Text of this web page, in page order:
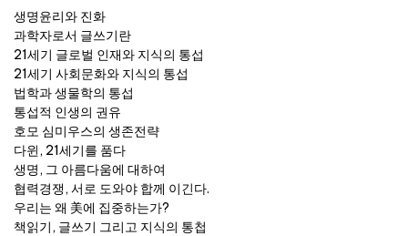
생명윤리와 진화
과학자로서 글쓰기란
21세기 글로벌 인재와 지식의 통섭
21세기 사회문화와 지식의 통섭
법학과 생물학의 통섭
통섭적 인생의 권유
호모 심미우스의 생존전략
다윈, 21세기를 품다
생명, 그 아름다움에 대하여
협력경쟁, 서로 도와야 합께 이긴다.
우리는 왜 美에 집중하는가?
책읽기, 글쓰기 그리고 지식의 통첩